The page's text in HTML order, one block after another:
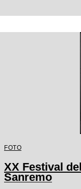
FOTO
XX Festival
Sanremo